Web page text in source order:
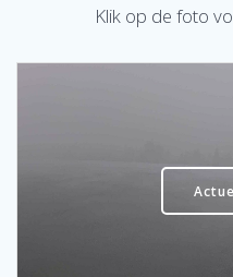
Klik op de foto